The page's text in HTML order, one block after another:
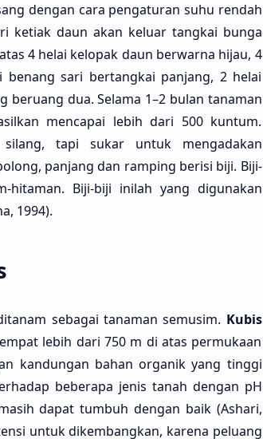
dengan cara pengaturan suhu rendah
ketiak daun akan keluar tangkai bunga
4 helai kelopak daun berwarna hijau, 4
benang sari bertangkai panjang, 2 helai
beruang dua. Selama 1–2 bulan tanaman
mencapai lebih dari 500 kuntum.
tapi sukar untuk mengadakan
panjang dan ramping berisi biji. Biji-
hitaman. Biji-biji inilah yang digunakan
1994).
sebagai tanaman semusim. Kubis
lebih dari 750 m di atas permukaan
kandungan bahan organik yang tinggi
beberapa jenis tanah dengan pH
dapat tumbuh dengan baik (Ashari,
untuk dikembangkan, karena peluang